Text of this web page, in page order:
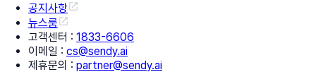
공지사항
뉴스룸
고객센터 : 1833-6606
이메일 : cs@sendy.ai
제휴문의 : partner@sendy.ai